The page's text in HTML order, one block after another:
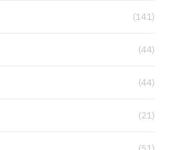
(141)
(44)
(44)
(21)